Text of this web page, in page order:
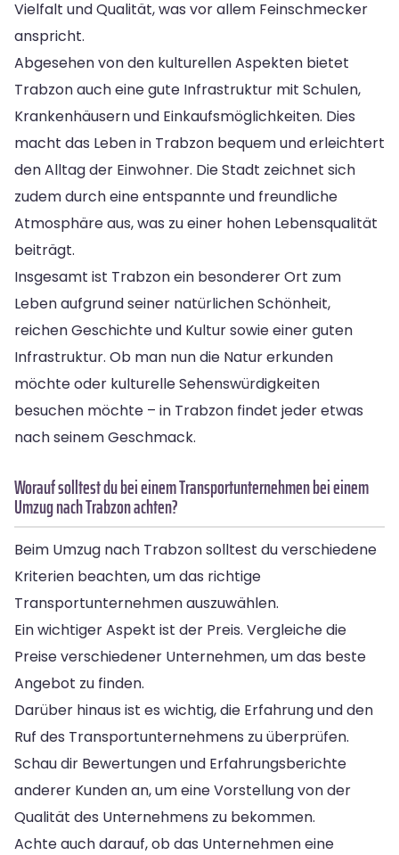
Vielfalt und Qualität, was vor allem Feinschmecker
anspricht.
Abgesehen von den kulturellen Aspekten bietet
Trabzon auch eine gute Infrastruktur mit Schulen,
Krankenhäusern und Einkaufsmöglichkeiten. Dies
macht das Leben in Trabzon bequem und erleichtert
den Alltag der Einwohner. Die Stadt zeichnet sich
zudem durch eine entspannte und freundliche
Atmosphäre aus, was zu einer hohen Lebensqualität
beiträgt.
Insgesamt ist Trabzon ein besonderer Ort zum
Leben aufgrund seiner natürlichen Schönheit,
reichen Geschichte und Kultur sowie einer guten
Infrastruktur. Ob man nun die Natur erkunden
möchte oder kulturelle Sehenswürdigkeiten
besuchen möchte – in Trabzon findet jeder etwas
nach seinem Geschmack.
Worauf solltest du bei einem Transportunternehmen bei einem
Umzug nach Trabzon achten?
Beim Umzug nach Trabzon solltest du verschiedene
Kriterien beachten, um das richtige
Transportunternehmen auszuwählen.
Ein wichtiger Aspekt ist der Preis. Vergleiche die
Preise verschiedener Unternehmen, um das beste
Angebot zu finden.
Darüber hinaus ist es wichtig, die Erfahrung und den
Ruf des Transportunternehmens zu überprüfen.
Schau dir Bewertungen und Erfahrungsberichte
anderer Kunden an, um eine Vorstellung von der
Qualität des Unternehmens zu bekommen.
Achte auch darauf, ob das Unternehmen eine